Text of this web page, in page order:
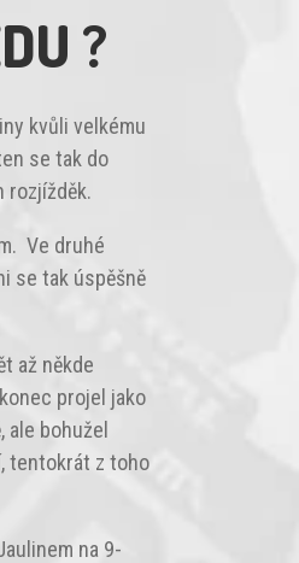
?
kvůli velkému
se tak do
rozjížděk.
Ve druhé
se tak úspěšně
až někde
projel jako
bohužel
tentokrát z toho
na 9-